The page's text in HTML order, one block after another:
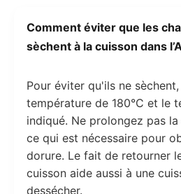
Comment éviter que les
sèchent à la cuisson dans
Pour éviter qu'ils ne
température de 180°C et le
indiqué. Ne prolongez pas
ce qui est nécessaire pour
dorure. Le fait de retourner
cuisson aide aussi à une
dessécher.